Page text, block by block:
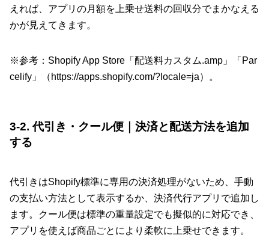
えれば、アプリの月額を上乗せ送料の回収分でまかなえる
かが見えてきます。
※参考：Shopify App Store「配送料カスタム.amp」「Par
celify」（ https://apps.shopify.com/?locale=ja）。
3-2. 代引き・クール便｜決済と配送方法を追加
する
代引きはShopify標準に専用の決済処理がないため、手動
の支払い方法として表示するか、決済代行アプリで追加し
ます。クール便は標準の重量設定でも擬似的に対応でき、
アプリを使えば商品ごとにより柔軟に上乗せできます。